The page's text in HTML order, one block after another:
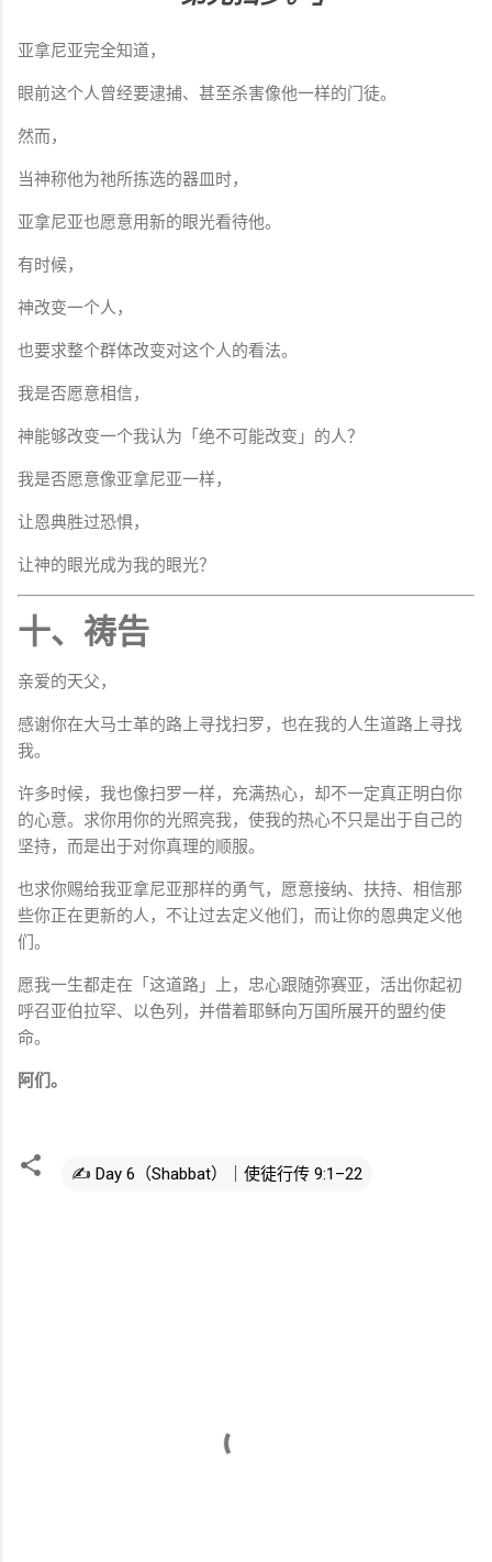
亚拿尼亚完全知道，
眼前这个人曾经要逮捕、甚至杀害像他一样的门徒。
然而，
当神称他为祂所拣选的器皿时，
亚拿尼亚也愿意用新的眼光看待他。
有时候，
神改变一个人，
也要求整个群体改变对这个人的看法。
我是否愿意相信，
神能够改变一个我认为「绝不可能改变」的人？
我是否愿意像亚拿尼亚一样，
让恩典胜过恐惧，
让神的眼光成为我的眼光？
十、祷告
亲爱的天父，
感谢你在大马士革的路上寻找扫罗，也在我的人生道路上寻找
我。
许多时候，我也像扫罗一样，充满热心，却不一定真正明白你
的心意。求你用你的光照亮我，使我的热心不只是出于自己的
坚持，而是出于对你真理的顺服。
也求你赐给我亚拿尼亚那样的勇气，愿意接纳、扶持、相信那
些你正在更新的人，不让过去定义他们，而让你的恩典定义他
们。
愿我一生都走在「这道路」上，忠心跟随弥赛亚，活出你起初
呼召亚伯拉罕、以色列，并借着耶稣向万国所展开的盟约使
命。
阿们。
✍️ Day 6（Shabbat）｜使徒行传 9:1–22